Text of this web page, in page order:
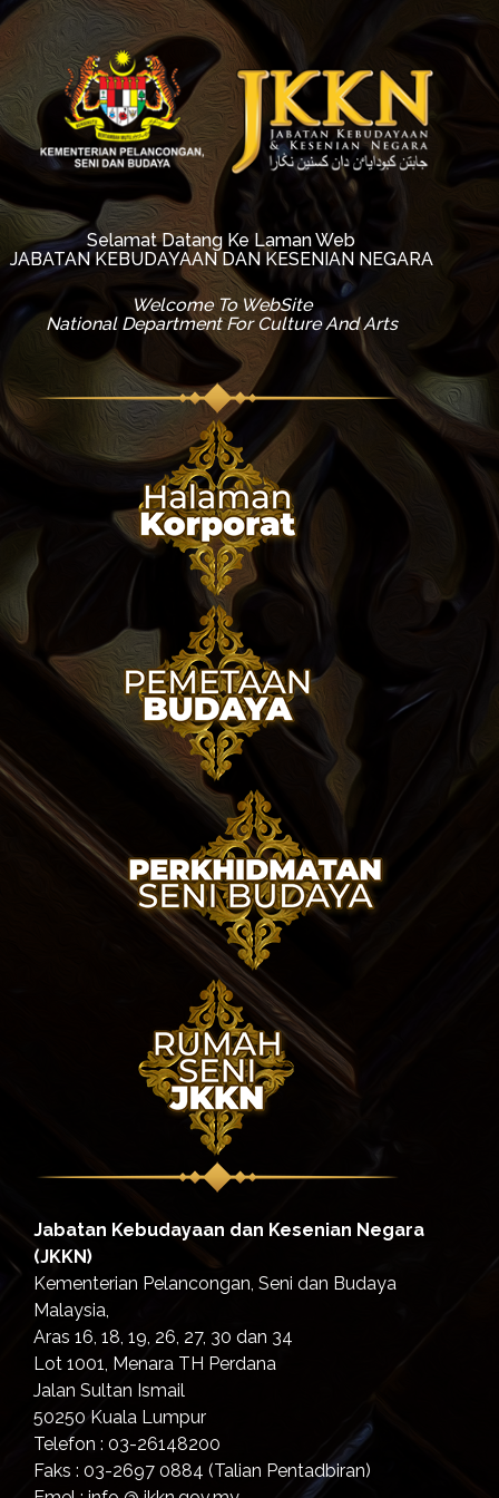
Selamat Datang Ke Laman Web
JABATAN KEBUDAYAAN DAN KESENIAN NEGARA
Welcome To WebSite
National Department For Culture And Arts
Jabatan Kebudayaan dan Kesenian Negara
(JKKN)
Kementerian Pelancongan, Seni dan Budaya
Malaysia,
Aras 16, 18, 19, 26, 27, 30 dan 34
Lot 1001, Menara TH Perdana
Jalan Sultan Ismail
50250 Kuala Lumpur
Telefon : 03-26148200
Faks : 03-2697 0884 (Talian Pentadbiran)